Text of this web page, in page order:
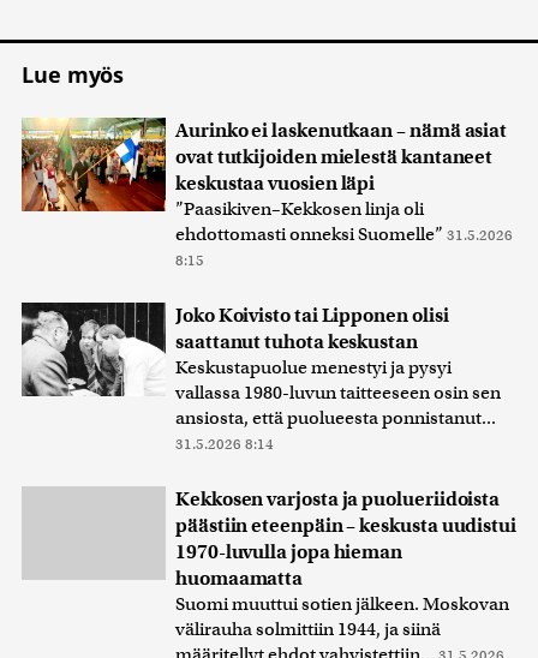
Lue myös
Aurinko ei laskenutkaan – nämä asiat
ovat tutkijoiden mielestä kantaneet
keskustaa vuosien läpi
”Paasikiven–Kekkosen linja oli
ehdottomasti onneksi Suomelle” 31.5.2026
8:15
Joko Koivisto tai Lipponen olisi
saattanut tuhota keskustan
Keskustapuolue menestyi ja pysyi
vallassa 1980-luvun taitteeseen osin sen
ansiosta, että puolueesta ponnistanut...
31.5.2026 8:14
Kekkosen varjosta ja puolueriidoista
päästiin eteenpäin – keskusta uudistui
1970-luvulla jopa hieman
huomaamatta
Suomi muuttui sotien jälkeen. Moskovan
välirauha solmittiin 1944, ja siinä